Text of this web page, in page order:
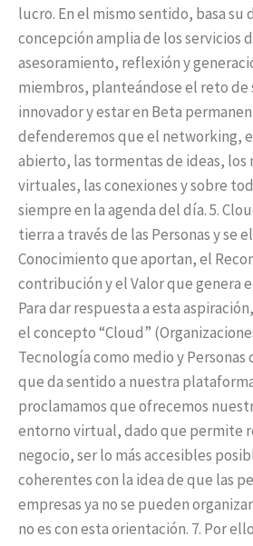
lucro. En el mismo sentido, basa su
concepción amplia de los servicios
asesoramiento, reflexión y
miembros, planteándose el reto de
innovador y estar en Beta
defenderemos que el networking,
abierto, las tormentas de ideas, los
virtuales, las conexiones y sobre
siempre en la agenda del día. 5.
tierra a través de las Personas y se
Conocimiento que aportan, el
contribución y el Valor que genera
Para dar respuesta a esta
el concepto “Cloud”
Tecnología como medio y
que da sentido a nuestra
proclamamos que ofrecemos
entorno virtual, dado que permite
negocio, ser lo más accesibles
coherentes con la idea de que las
empresas ya no se pueden
no es con esta orientación. 7. Por